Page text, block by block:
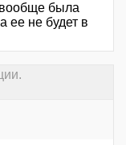
вообще была
ее не будет в